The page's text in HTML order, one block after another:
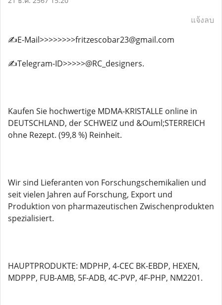
แจ้งลบ
✍️E-Mail>>>>>>>>fritzescobar23@gmail.com
✍️Telegram-ID>>>>>@RC_designers.
Kaufen Sie hochwertige MDMA-KRISTALLE online in
DEUTSCHLAND, der SCHWEIZ und &Ouml;STERREICH
ohne Rezept. (99,8 %) Reinheit.
Wir sind Lieferanten von Forschungschemikalien und
seit vielen Jahren auf Forschung, Export und
Produktion von pharmazeutischen Zwischenprodukten
spezialisiert.
HAUPTPRODUKTE: MDPHP, 4-CEC BK-EBDP, HEXEN,
MDPPP, FUB-AMB, 5F-ADB, 4C-PVP, 4F-PHP, NM2201.